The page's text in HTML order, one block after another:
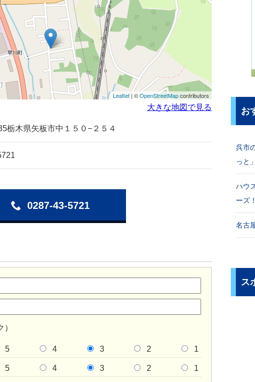
Leaflet | ©OpenStreetMapcontributors
大きな地図で見る
栃木県矢板市中１５０−２５４
0287-43-5721
5 4 3 2 1
5 4 3 2 1
お
呉市
っと」
ハウ
ーズ！
名古
ス